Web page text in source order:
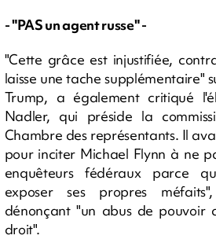
- "PAS un agent russe" -
"Cette grâce est injustifiée,
laisse une tache supplémentaire"
Trump, a également critiqué
Nadler, qui préside la
Chambre des représentants. Il
pour inciter Michael Flynn à ne
enquêteurs fédéraux parce
exposer ses propres
dénonçant "un abus de pouvoir
droit".